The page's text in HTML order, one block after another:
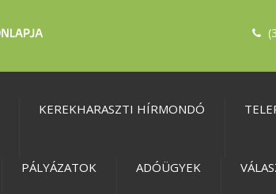
KEREKHARASZTI HÍRMONDÓ
PÁLYÁZATOK ADÓÜGYEK